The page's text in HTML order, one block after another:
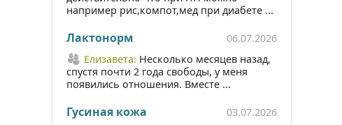
например рис,компот,мед при диабете ...
Лактонорм
06.07.2026
Елизавета: Несколько месяцев назад,
спустя почти 2 года свободы, у меня
появились отношения. Вместе ...
Гусиная кожа
03.07.2026